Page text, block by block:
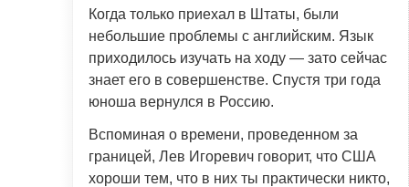
Когда только приехал в Штаты, были
небольшие проблемы с английским. Язык
приходилось изучать на ходу — зато сейчас
знает его в совершенстве. Спустя три года
юноша вернулся в Россию.
Вспоминая о времени, проведенном за
границей, Лев Игоревич говорит, что США
хороши тем, что в них ты практически никто,